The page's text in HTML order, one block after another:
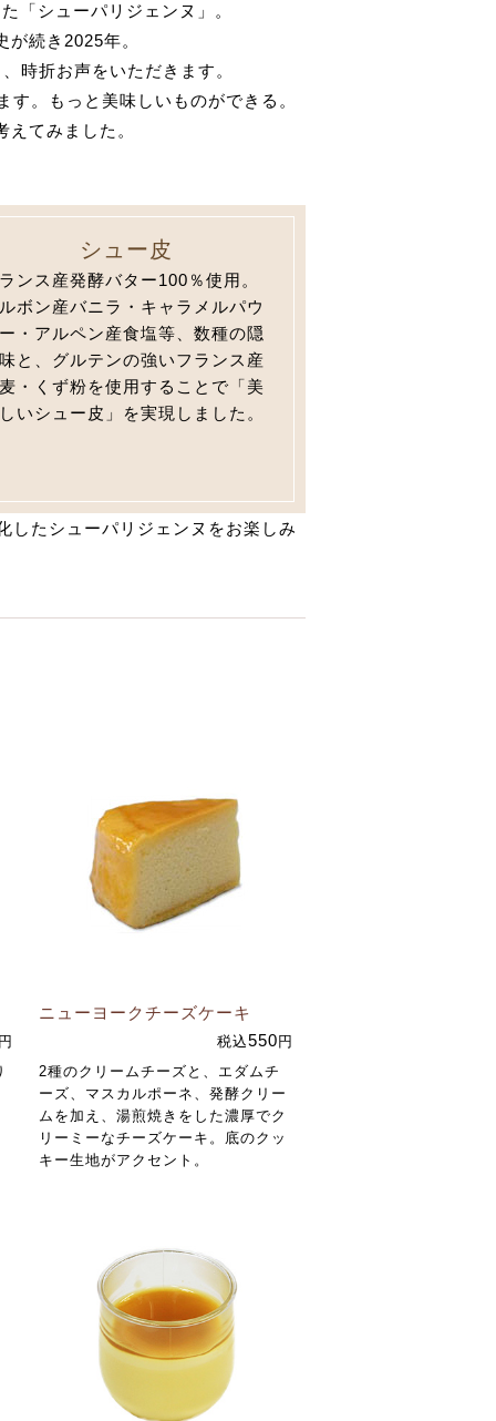
「シューパリジェンヌ」。
続き2025年。
時折お声をいただきます。
。もっと美味しいものができる。
てみました。
シュー皮
ンス産発酵バター100％使用。
ボン産バニラ・キャラメルパウ
・アルペン産食塩等、数種の隠
と、グルテンの強いフランス産
・くず粉を使用することで「美
いシュー皮」を実現しました。
したシューパリジェンヌをお楽しみ
円
ニューヨークチーズケーキ
税込550 円
2種のクリームチーズと、エダムチ
ーズ、マスカルポーネ、発酵クリー
ムを加え、湯煎焼きをした濃厚でク
リーミーなチーズケーキ。底のクッ
キー生地がアクセント。